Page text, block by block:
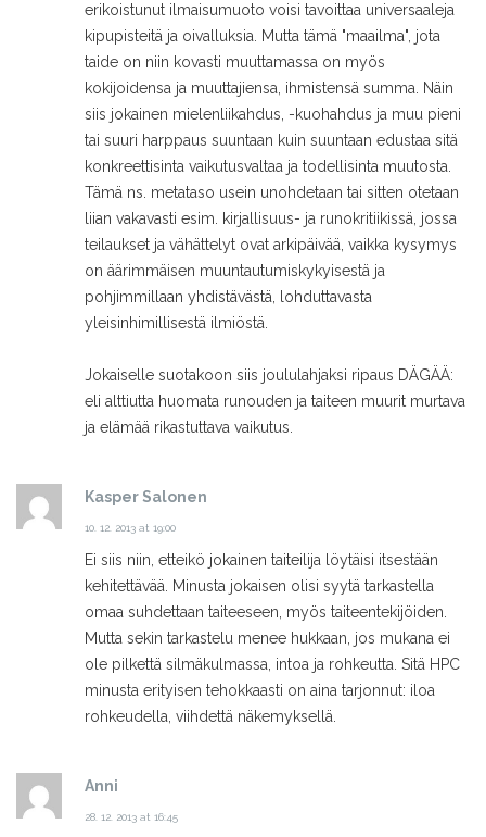
erikoistunut ilmaisumuoto voisi tavoittaa universaaleja
kipupisteitä ja oivalluksia. Mutta tämä "maailma", jota
taide on niin kovasti muuttamassa on myös
kokijoidensa ja muuttajiensa, ihmistensä summa. Näin
siis jokainen mielenliikahdus, -kuohahdus ja muu pieni
tai suuri harppaus suuntaan kuin suuntaan edustaa sitä
konkreettisinta vaikutusvaltaa ja todellisinta muutosta.
Tämä ns. metataso usein unohdetaan tai sitten otetaan
liian vakavasti esim. kirjallisuus- ja runokritiikissä, jossa
teilaukset ja vähättelyt ovat arkipäivää, vaikka kysymys
on äärimmäisen muuntautumiskykyisestä ja
pohjimmillaan yhdistävästä, lohduttavasta
yleisinhimillisestä ilmiöstä.
Jokaiselle suotakoon siis joululahjaksi ripaus DÄGÄÄ:
eli alttiutta huomata runouden ja taiteen muurit murtava
ja elämää rikastuttava vaikutus.
Kasper Salonen
10. 12. 2013 at 19:00
Ei siis niin, etteikö jokainen taiteilija löytäisi itsestään
kehitettävää. Minusta jokaisen olisi syytä tarkastella
omaa suhdettaan taiteeseen, myös taiteentekijöiden.
Mutta sekin tarkastelu menee hukkaan, jos mukana ei
ole pilkettä silmäkulmassa, intoa ja rohkeutta. Sitä HPC
minusta erityisen tehokkaasti on aina tarjonnut: iloa
rohkeudella, viihdettä näkemyksellä.
Anni
28. 12. 2013 at 16:45